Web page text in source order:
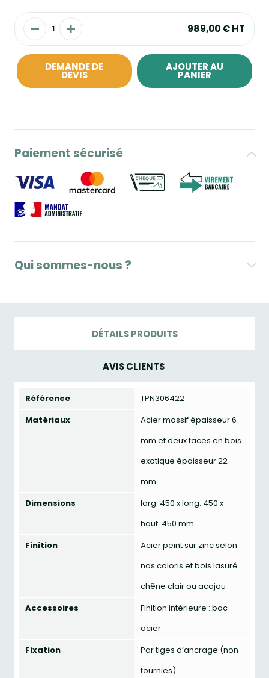
989,00 €HT
DEMANDE DE
DEVIS
AJOUTER AU
PANIER
Paiement sécurisé
Qui sommes-nous ?
DÉTAILS PRODUITS
AVIS CLIENTS
Référence
TPN306422
Matériaux
Acier massif épaisseur 6
mm et deux faces en bois
exotique épaisseur 22
mm
Dimensions
larg. 450 x long. 450 x
haut. 450 mm
Finition
Acier peint sur zinc selon
nos coloris et bois lasuré
chêne clair ou acajou
Accessoires
Finition intérieure : bac
acier
Fixation
Par tiges d’ancrage (non
fournies)